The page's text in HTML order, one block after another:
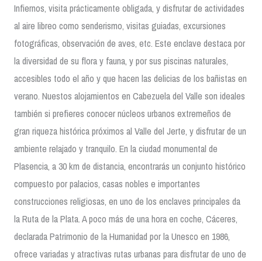
Infiernos, visita prácticamente obligada, y disfrutar de actividades
al aire libreo como senderismo, visitas guiadas, excursiones
fotográficas, observación de aves, etc. Este enclave destaca por
la diversidad de su flora y fauna, y por sus piscinas naturales,
accesibles todo el año y que hacen las delicias de los bañistas en
verano. Nuestos alojamientos en Cabezuela del Valle son ideales
también si prefieres conocer núcleos urbanos extremeños de
gran riqueza histórica próximos al Valle del Jerte, y disfrutar de un
ambiente relajado y tranquilo. En la ciudad monumental de
Plasencia, a 30 km de distancia, encontrarás un conjunto histórico
compuesto por palacios, casas nobles e importantes
construcciones religiosas, en uno de los enclaves principales da
la Ruta de la Plata. A poco más de una hora en coche, Cáceres,
declarada Patrimonio de la Humanidad por la Unesco en 1986,
ofrece variadas y atractivas rutas urbanas para disfrutar de uno de